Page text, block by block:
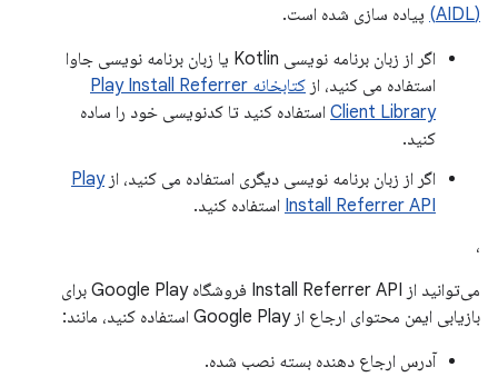
(AIDL)
پیاده سازی شده است.
اگر از زبان برنامه نویسی Kotlin یا زبان برنامه نویسی جاوا
استفاده می کنید، از
کتابخانه Play Install Referrer
Client Library استفاده کنید تا کدنویسی خود را ساده
کنید.
اگر از زبان برنامه نویسی دیگری استفاده می کنید، ازPlay
Install Referrer API استفاده کنید.
،
می‌توانید از Install Referrer API فروشگاه Google Play برای
بازیابی ایمن محتوای ارجاع از Google Play استفاده کنید، مانند:
آدرس ارجاع دهنده بسته نصب شده.